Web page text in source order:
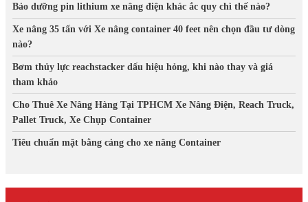
Bảo dưỡng pin lithium xe nâng điện khác ắc quy chì thế nào?
Xe nâng 35 tấn với Xe nâng container 40 feet nên chọn đầu tư dòng
nào?
Bơm thủy lực reachstacker dấu hiệu hỏng, khi nào thay và giá
tham khảo
Cho Thuê Xe Nâng Hàng Tại TPHCM Xe Nâng Điện, Reach Truck,
Pallet Truck, Xe Chụp Container
Tiêu chuẩn mặt bằng cảng cho xe nâng Container